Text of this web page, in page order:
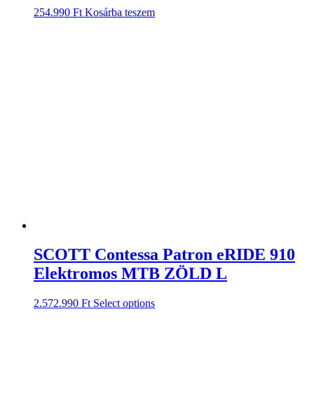
254.990 Ft Kosárba teszem
SCOTT Contessa Patron eRIDE 910
Elektromos MTB ZÖLD L
2.572.990 Ft Select options